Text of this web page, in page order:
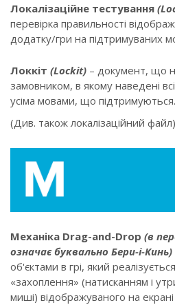
Локалізаційне тестування
перевірка правильності
додатку/гри на підтримуваних
Локкіт (Lockit) – документ, що
замовником, в якому наведені
усіма мовами, що підтримуються.
(Див. також локалізаційний файл)
Механіка Drag-and-Drop (в
означає буквально Бери-і-Кинь)
об'єктами в грі, який
«захоплення» (натисканням і
миші) відображуваного на